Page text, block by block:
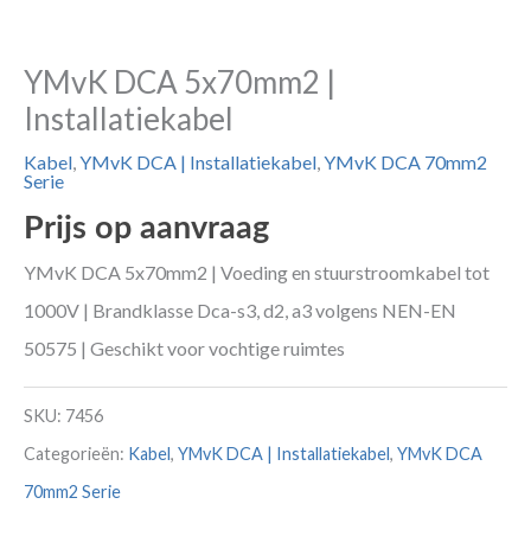
YMvK DCA 5x70mm2 |
Installatiekabel
Kabel,YMvK DCA | Installatiekabel,YMvK DCA 70mm2
Serie
Prijs op aanvraag
YMvK DCA 5x70mm2 | Voeding en stuurstroomkabel tot
1000V | Brandklasse Dca-s3, d2, a3 volgens NEN-EN
50575 | Geschikt voor vochtige ruimtes
SKU: 7456
Categorieën: Kabel, YMvK DCA | Installatiekabel, YMvK DCA
70mm2 Serie